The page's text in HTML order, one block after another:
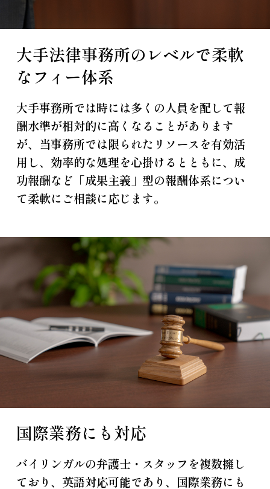
大手法律事務所のレベルで柔軟
なフィー体系
大手事務所では時には多くの人員を配して報
酬水準が相対的に高くなることがあります
が、当事務所では限られたリソースを有効活
用し、効率的な処理を心掛けるとともに、成
功報酬など「成果主義」型の報酬体系につい
て柔軟にご相談に応じます。
国際業務にも対応
バイリンガルの弁護士・スタッフを複数擁し
ており、英語対応可能であり、国際業務にも